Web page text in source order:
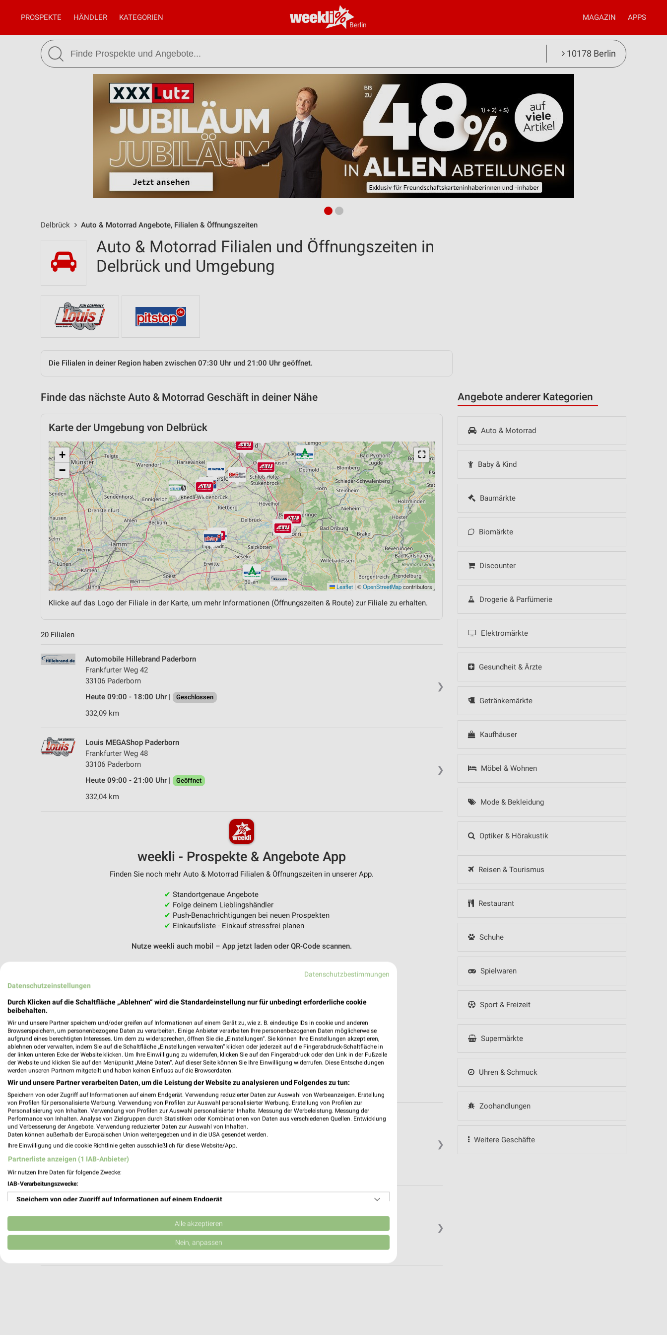
Berlin
PROSPEKTE HÄNDLER KATEGORIEN MAGAZIN APPS
10178 Berlin
Delbrück Auto & Motorrad Angebote, Filialen & Öffnungszeiten
Angebote anderer Kategorien
Auto & Motorrad
Baby & Kind
Baumärkte
Biomärkte
Discounter
Drogerie & Parfümerie
Elektromärkte
Gesundheit & Ärzte
Getränkemärkte
Kaufhäuser
Möbel & Wohnen
Mode & Bekleidung
Optiker & Hörakustik
Reisen & Tourismus
Restaurant
Schuhe
Spielwaren
Sport & Freizeit
Supermärkte
Uhren & Schmuck
Zoohandlungen
Weitere Geschäfte
Auto & Motorrad Filialen und Öffnungszeiten in
Delbrück und Umgebung
Die Filialen in deiner Region haben zwischen 07:30 Uhr und 21:00 Uhr geöffnet.
Finde das nächste Auto & Motorrad Geschäft in deiner Nähe
Karte der Umgebung von Delbrück
⛶
+
−
Leaflet | ©OpenStreetMapcontributors
Klicke auf das Logo der Filiale in der Karte, um mehr Informationen (Öffnungszeiten & Route) zur Filiale zu erhalten.
20 Filialen
❯
Automobile Hillebrand Paderborn
Frankfurter Weg 42
33106 Paderborn
Heute 09:00 - 18:00 Uhr |
Geschlossen
332,09 km
❯
Louis MEGAShop Paderborn
Frankfurter Weg 48
33106 Paderborn
Heute 09:00 - 21:00 Uhr |
Geöffnet
332,04 km
weekli - Prospekte & Angebote App
Finden Sie noch mehr Auto & Motorrad Filialen & Öffnungszeiten in unserer App.
✔ Standortgenaue Angebote
✔ Folge deinem Lieblingshändler
✔ Push-Benachrichtigungen bei neuen Prospekten
✔ Einkaufsliste - Einkauf stressfrei planen
Nutze weekli auch mobil – App jetzt laden oder QR-Code scannen.
❯
A.T.U Paderborn - West
Frankfurter Weg 35
33106 Paderborn
Heute 08:00 - 18:00 Uhr |
331,75 km
❯
Gütersloher Motorencenter Verl
Heute 08:00 - 12:30 13:15 - 17:00 Uhr |
Datenschutzbestimmungen
Datenschutzeinstellungen
Durch Klicken auf die Schaltfläche „Ablehnen“ wird die Standardeinstellung nur für unbedingt erforderliche cookie
beibehalten.
Wir und unsere Partner speichern und/oder greifen auf Informationen auf einem Gerät zu, wie z. B. eindeutige IDs in cookie und anderen
Browserspeichern, um personenbezogene Daten zu verarbeiten. Einige Anbieter verarbeiten Ihre personenbezogenen Daten möglicherweise
aufgrund eines berechtigten Interesses. Um dem zu widersprechen, öffnen Sie die „Einstellungen“. Sie können Ihre Einstellungen akzeptieren,
ablehnen oder verwalten, indem Sie auf die Schaltfläche „Einstellungen verwalten“ klicken oder jederzeit auf die Fingerabdruck-Schaltfläche in
der linken unteren Ecke der Website klicken. Um Ihre Einwilligung zu widerrufen, klicken Sie auf den Fingerabdruck oder den Link in der Fußzeile
der Website und klicken Sie auf den Menüpunkt „Meine Daten“. Auf dieser Seite können Sie Ihre Einwilligung widerrufen. Diese Entscheidungen
werden unseren Partnern mitgeteilt und haben keinen Einfluss auf die Browserdaten.
Wir und unsere Partner verarbeiten Daten, um die Leistung der Website zu analysieren und Folgendes zu tun:
Speichern von oder Zugriff auf Informationen auf einem Endgerät. Verwendung reduzierter Daten zur Auswahl von Werbeanzeigen. Erstellung
von Profilen für personalisierte Werbung. Verwendung von Profilen zur Auswahl personalisierter Werbung. Erstellung von Profilen zur
Personalisierung von Inhalten. Verwendung von Profilen zur Auswahl personalisierter Inhalte. Messung der Werbeleistung. Messung der
Performance von Inhalten. Analyse von Zielgruppen durch Statistiken oder Kombinationen von Daten aus verschiedenen Quellen. Entwicklung
und Verbesserung der Angebote. Verwendung reduzierter Daten zur Auswahl von Inhalten.
Daten können außerhalb der Europäischen Union weitergegeben und in die USA gesendet werden.
Ihre Einwilligung und die cookie Richtlinie gelten ausschließlich für diese Website/App.
Partnerliste anzeigen (1 IAB-Anbieter)
Wir nutzen Ihre Daten für folgende Zwecke:
IAB-Verarbeitungszwecke:
Speichern von oder Zugriff auf Informationen auf einem Endgerät
Verwendung reduzierter Daten zur Auswahl von Werbeanzeigen
Erstellung von Profilen für personalisierte Werbung
Alle akzeptieren
Nein, anpassen